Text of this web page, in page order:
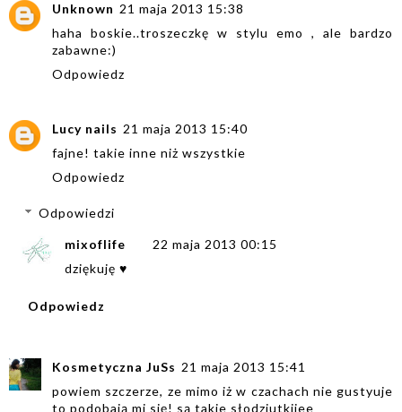
Unknown 21 maja 2013 15:38
haha boskie..troszeczkę w stylu emo , ale bardzo
zabawne:)
Odpowiedz
Lucy nails 21 maja 2013 15:40
fajne! takie inne niż wszystkie
Odpowiedz
Odpowiedzi
mixoflife
22 maja 2013 00:15
dziękuję ♥
Odpowiedz
Kosmetyczna JuSs 21 maja 2013 15:41
powiem szczerze, ze mimo iż w czachach nie gustyuje
to podobają mi się! są takie słodziutkiiee